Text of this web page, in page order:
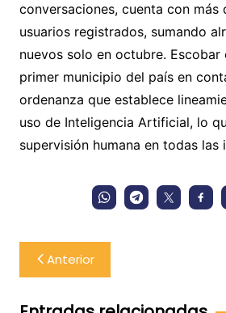
conversaciones, cuenta con más
usuarios registrados, sumando
nuevos solo en octubre. Escobar
primer municipio del país en
ordenanza que establece
uso de Inteligencia Artificial, lo
supervisión humana en todas las
Navegación
de
entradas
Anterior